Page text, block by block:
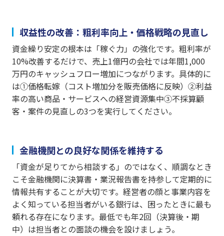
収益性の改善：粗利率向上・価格戦略の見直し
資金繰り安定の根本は「稼ぐ力」の強化です。粗利率が
10%改善するだけで、売上1億円の会社では年間1,000
万円のキャッシュフロー増加につながります。具体的に
は①価格転嫁（コスト増加分を販売価格に反映）②利益
率の高い商品・サービスへの経営資源集中③不採算顧
客・案件の見直しの3つを実行してください。
金融機関との良好な関係を維持する
「資金が足りてから相談する」のではなく、順調なとき
こそ金融機関に決算書・業況報告書を持参して定期的に
情報共有することが大切です。経営者の顔と事業内容を
よく知っている担当者がいる銀行は、困ったときに最も
頼れる存在になります。最低でも年2回（決算後・期
中）は担当者との面談の機会を設けましょう。